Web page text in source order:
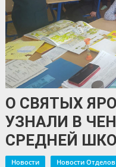
О СВЯТЫХ
УЗНАЛИ В
СРЕДНЕЙ
Новости Новости Отделов